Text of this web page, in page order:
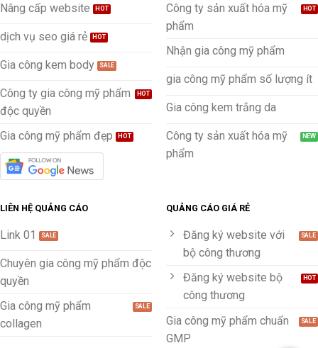
Nâng cấp website
dịch vụ seo giá rẻ
Gia công kem body
Công ty gia công mỹ phẩm
độc quyền
Gia công mỹ phẩm đẹp
Công ty sản xuất hóa mỹ
phẩm
Nhận gia công mỹ phẩm
gia công mỹ phẩm số lượng ít
Gia công kem trắng da
Công ty sản xuất hóa mỹ
phẩm
LIÊN HỆ QUẢNG CÁO
Link 01
Chuyên gia công mỹ phẩm độc
quyền
Gia công mỹ phẩm
collagen
QUẢNG CÁO GIÁ RẺ
Đăng ký website với
bộ công thương
Đăng ký website bộ
công thương
Gia công mỹ phẩm chuẩn
GMP